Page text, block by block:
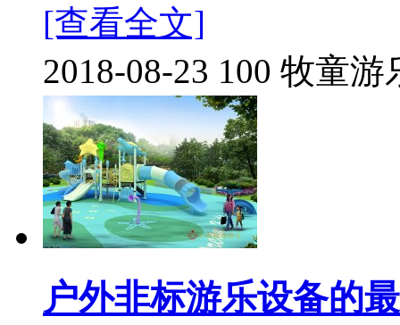
[查看全文]
2018-08-23 100 牧童游
户外非标游乐设备的